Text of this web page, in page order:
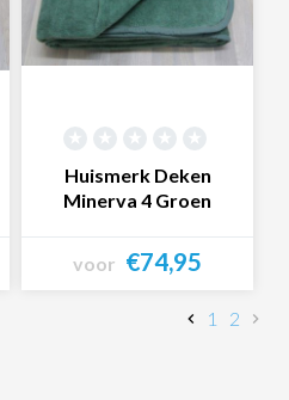
Huismerk Deken
Minerva 4 Groen
voor €74,95
Bekijk product 1 2